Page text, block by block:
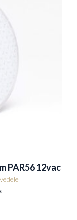
PAR56 12vac